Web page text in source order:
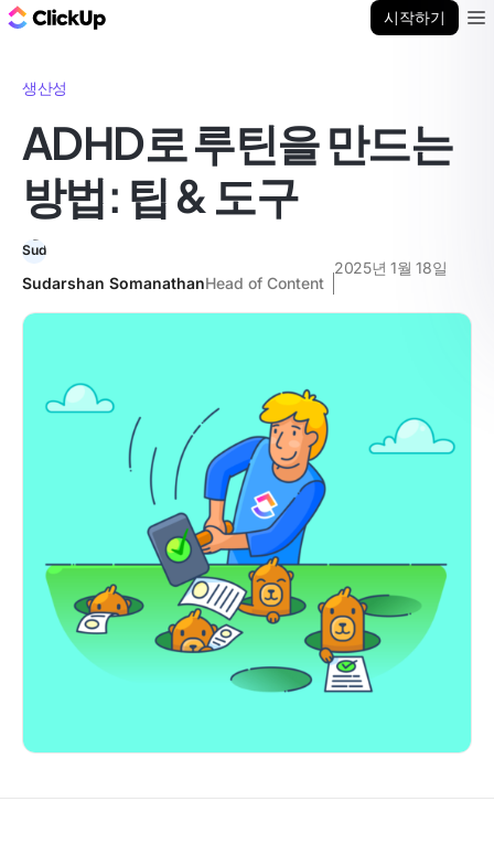
시작하기
생산성
ADHD로 루틴을 만드는
방법: 팁 & 도구
Sudarshan SomanathanHead of Content
2025년 1월 18일